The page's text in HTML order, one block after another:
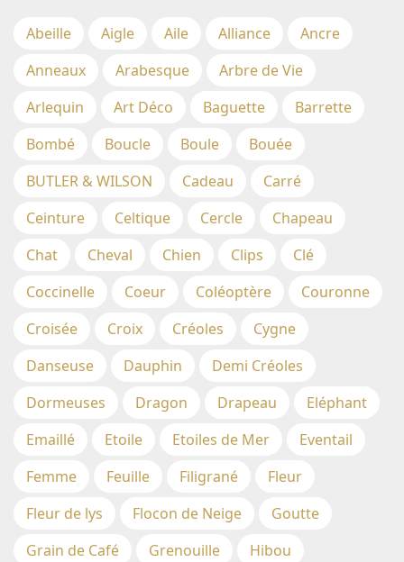
Abeille Aigle Aile Alliance
Ancre
Anneaux
Arabesque
Arbre de Vie
Arlequin
Art Déco Baguette
Barrette
Bombé
Boucle Boule
Bouée
BUTLER & WILSON
Cadeau
Carré
Ceinture
Celtique Cercle
Chapeau
Chat
Cheval Chien Clips
Clé
Coccinelle
Coeur Coléoptère
Couronne
Croisée
Croix Créoles
Cygne
Danseuse
Dauphin
Demi Créoles
Dormeuses
Dragon Drapeau
Eléphant
Emaillé
Etoile Etoiles de Mer
Eventail
Femme
Feuille Filigrané
Fleur
Fleur de lys
Flocon de Neige
Goutte
Grain de Café
Grenouille
Hibou